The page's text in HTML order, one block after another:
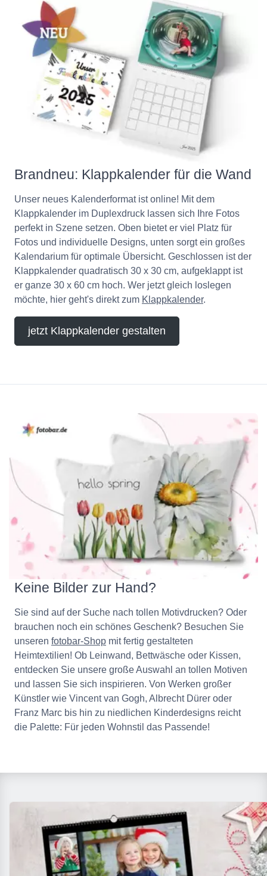
Brandneu: Klappkalender für die Wand
Unser neues Kalenderformat ist online! Mit dem
Klappkalender im Duplexdruck lassen sich Ihre Fotos
perfekt in Szene setzen. Oben bietet er viel Platz für
Fotos und individuelle Designs, unten sorgt ein großes
Kalendarium für optimale Übersicht. Geschlossen ist der
Klappkalender quadratisch 30 x 30 cm, aufgeklappt ist
er ganze 30 x 60 cm hoch. Wer jetzt gleich loslegen
möchte, hier geht's direkt zum Klappkalender.
jetzt Klappkalender gestalten
Keine Bilder zur Hand?
Sie sind auf der Suche nach tollen Motivdrucken? Oder
brauchen noch ein schönes Geschenk? Besuchen Sie
unseren fotobar-Shop mit fertig gestalteten
Heimtextilien! Ob Leinwand, Bettwäsche oder Kissen,
entdecken Sie unsere große Auswahl an tollen Motiven
und lassen Sie sich inspirieren. Von Werken großer
Künstler wie Vincent van Gogh, Albrecht Dürer oder
Franz Marc bis hin zu niedlichen Kinderdesigns reicht
die Palette: Für jeden Wohnstil das Passende!